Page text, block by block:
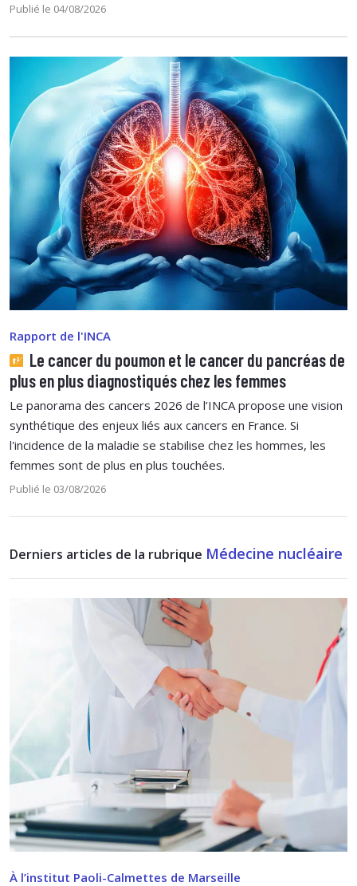
Publié le 04/08/2026
Rapport de l'INCA
Le cancer du poumon et le cancer du pancréas de
plus en plus diagnostiqués chez les femmes
Le panorama des cancers 2026 de l’INCA propose une vision
synthétique des enjeux liés aux cancers en France. Si
l'incidence de la maladie se stabilise chez les hommes, les
femmes sont de plus en plus touchées.
Publié le 03/08/2026
Derniers articles de la rubrique Médecine nucléaire
À l’institut Paoli-Calmettes de Marseille